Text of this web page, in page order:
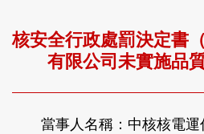
核安全行政處罰決定書
有限公司未實施品
當事人名稱：中核核電運